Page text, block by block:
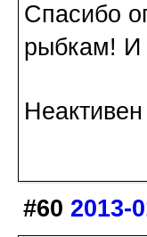
Спасибо
рыбкам! И
Неактивен
#60 2013-